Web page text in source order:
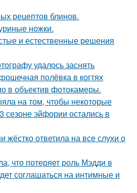
рецептов блинов.
ножки.
и естественные решения
удалось заснять
полёвка в когтях
в объектив фотокамеры.
на том, чтобы некоторые
сезоне эйфории остались в
жёстко ответила на все слухи о
что потеряет роль Мэдди в
соглашаться на интимные и